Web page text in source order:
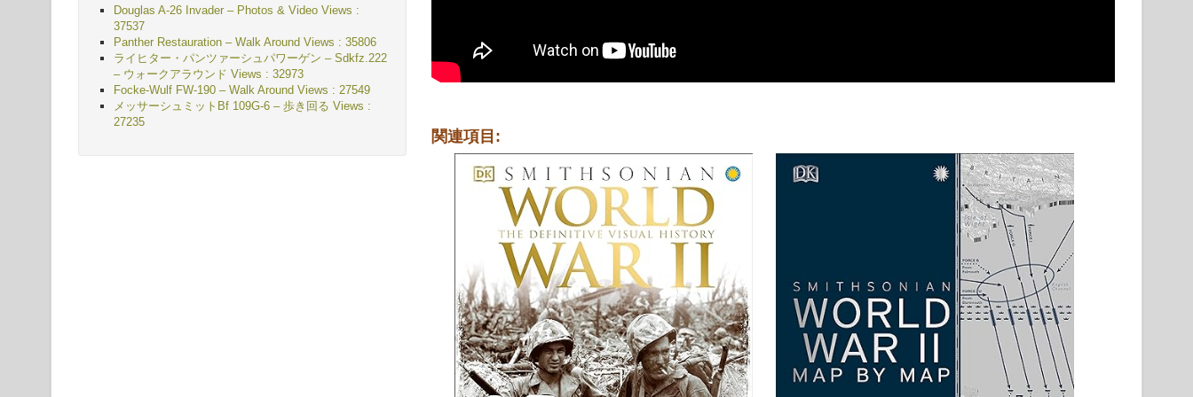
関連項目:
Douglas A-26 Invader – Photos & Video Views :
37537
Panther Restauration – Walk Around Views : 35806
ライヒター・パンツァーシュパワーゲン – Sdkfz.222
– ウォークアラウンド Views : 32973
Focke-Wulf FW-190 – Walk Around Views : 27549
メッサーシュミットBf 109G-6 – 歩き回る Views :
27235